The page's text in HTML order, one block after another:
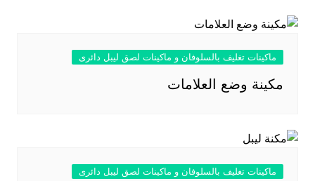
ماكينات تغليف بالسلوفان و ماكينات لصق ليبل دائرى
مكينة وضع العلامات
ماكينات تغليف بالسلوفان و ماكينات لصق ليبل دائرى